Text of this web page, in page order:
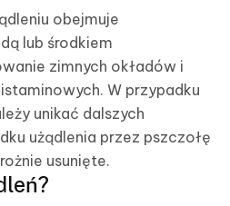
obejmuje
lub środkiem
zimnych okładów i
W przypadku
unikać dalszych
użądlenia przez pszczołę
usunięte.